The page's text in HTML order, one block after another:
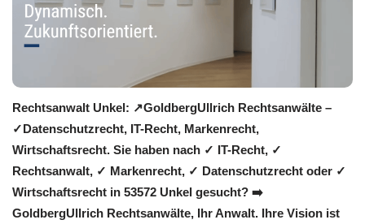
Rechtsanwalt Unkel: ↗️GoldbergUllrich Rechtsanwälte –
✓Datenschutzrecht, IT-Recht, Markenrecht,
Wirtschaftsrecht. Sie haben nach ✓ IT-Recht, ✓
Rechtsanwalt, ✓ Markenrecht, ✓ Datenschutzrecht oder ✓
Wirtschaftsrecht in 53572 Unkel gesucht? ➡️
GoldbergUllrich Rechtsanwälte, Ihr Anwalt. Ihre Vision ist